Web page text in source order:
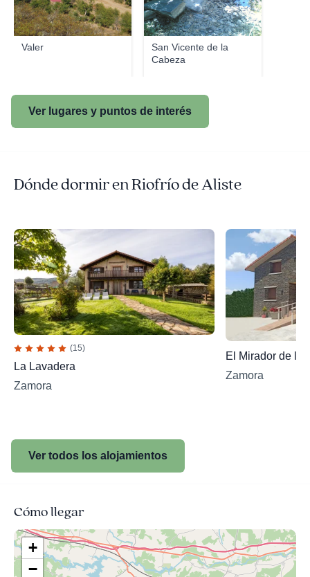
Valer
San Vicente de la
Cabeza
Ver lugares y puntos de interés
Dónde dormir en Riofrío de Aliste
(15)
La Lavadera
Zamora
El Mirador de la
Zamora
Ver todos los alojamientos
Cómo llegar
+
−